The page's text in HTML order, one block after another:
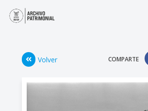
Volver COMPARTE